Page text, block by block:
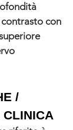
contrasto con
/
CLINICA